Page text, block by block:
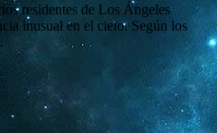
residentes de Los Ángeles
inusual en el cielo. Según los